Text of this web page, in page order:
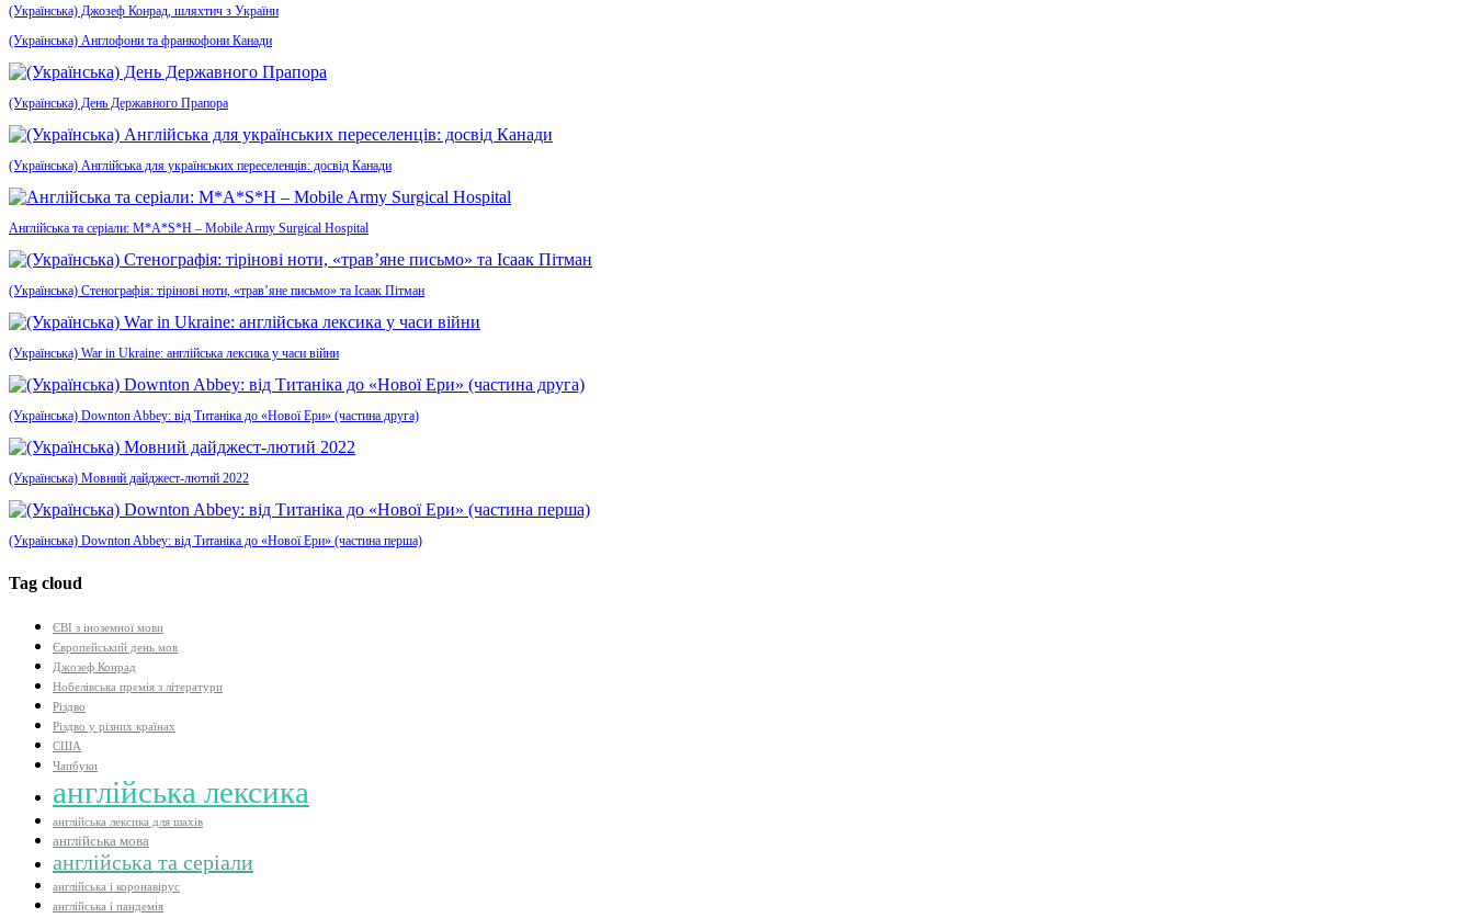
(Українська) Джозеф Конрад, шляхтич з України
(Українська) Англофони та франкофони Канади
(Українська) День Державного Прапора
(Українська) Англійська для українських переселенців: досвід Канади
Англійська та серіали: M*A*S*H – Mobile Army Surgical Hospital
(Українська) Стенографія: тірінові ноти, «трав’яне письмо» та Ісаак Пітман
(Українська) War in Ukraine: англійська лексика у часи війни
(Українська) Downton Abbey: від Титаніка до «Нової Ери» (частина друга)
(Українська) Мовний дайджест-лютий 2022
(Українська) Downton Abbey: від Титаніка до «Нової Ери» (частина перша)
Tag cloud
ЄВІ з іноземної мови
Європейський день мов
Джозеф Конрад
Нобелівська премія з літератури
Різдво
Різдво у різних країнах
США
Чапбуки
англійська лексика
англійська лексика для шахів
англійська мова
англійська та серіали
англійська і коронавірус
англійська і пандемія